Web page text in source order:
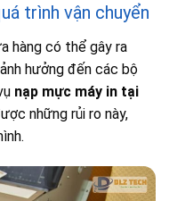
trình vận chuyển
hàng có thể gây ra
hưởng đến các bộ
nạp mực máy in tại
những rủi ro này,